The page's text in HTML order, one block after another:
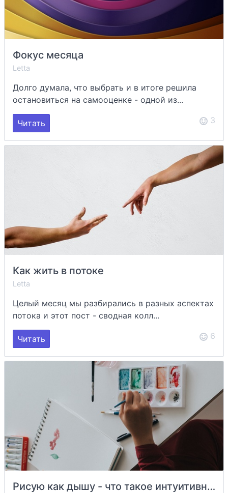
Фокус месяца
Letta
Долго думала, что выбрать и в итоге решила
остановиться на самооценке - одной из...
Читать 3
Как жить в потоке
Letta
Целый месяц мы разбирались в разных аспектах
потока и этот пост - сводная колл...
Читать 6
Рисую как дышу - что такое интуитивное рисование и как ему научиться